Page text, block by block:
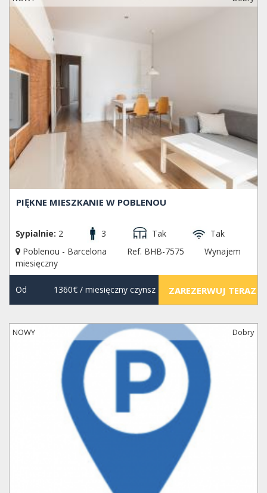
PIĘKNE MIESZKANIE W POBLENOU
Sypialnie: 2 3 Tak
Tak
Poblenou - Barcelona
Ref. BHB-7575
Wynajem
miesięczny
Od 1360€/ miesięczny czynsz ZAREZERWUJ TERAZ
NOWY Dobry